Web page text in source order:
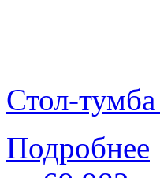
Стол-
Подробнее